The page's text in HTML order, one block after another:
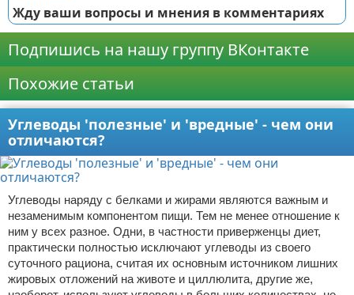
Жду ваши вопросы и мнения в комментариях
Подпишись на нашу группу ВКонтакте
Похожие статьи
Углеводы 'полезные' и 'вредные' - чем они
отличаются?
Углеводы наряду с белками и жирами являются важным и
незаменимым компонентом пищи. Тем не менее отношение к
ним у всех разное. Одни, в частности приверженцы диет,
практически полностью исключают углеводы из своего
суточного рациона, считая их основным источником лишних
жировых отложений на животе и циллюлита, другие же,